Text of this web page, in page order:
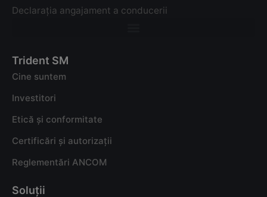
Declarația angajament a conducerii
Trident SM
Cine suntem
Investitori
Etică și conformitate
Certificări și autorizații
Reglementări ANCOM
Soluții